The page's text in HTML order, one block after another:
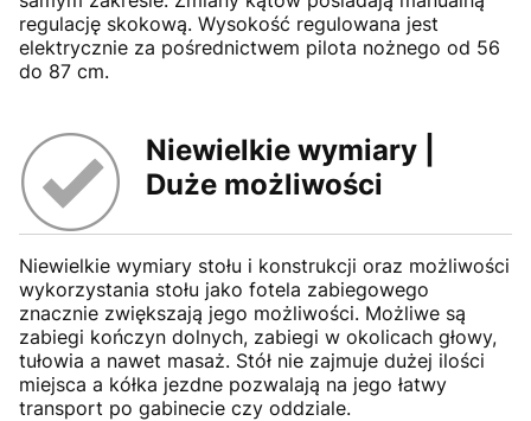
regulację skokową. Wysokość regulowana jest
elektrycznie za pośrednictwem pilota nożnego od 56
do 87 cm.
Niewielkie wymiary |
Duże możliwości
Niewielkie wymiary stołu i konstrukcji oraz możliwości
wykorzystania stołu jako fotela zabiegowego
znacznie zwiększają jego możliwości. Możliwe są
zabiegi kończyn dolnych, zabiegi w okolicach głowy,
tułowia a nawet masaż. Stół nie zajmuje dużej ilości
miejsca a kółka jezdne pozwalają na jego łatwy
transport po gabinecie czy oddziale.